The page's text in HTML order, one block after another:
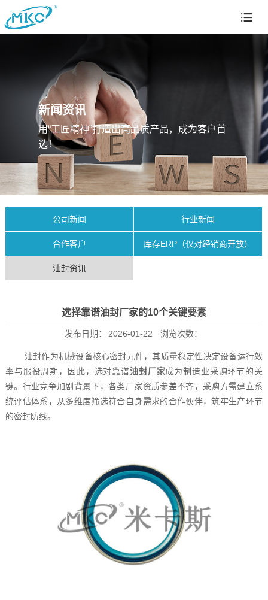
新闻资讯
用“工匠精神”打造出高品质产品，成为客户首
选！
公司新闻 行业新闻
合作客户 库存ERP（仅对经销商开放）
油封资讯
选择靠谱油封厂家的10个关键要素
发布日期： 2026-01-22 浏览次数：
油封作为机械设备核心密封元件，其质量稳定性决定设备运行效
率与服役周期，因此，选对靠谱油封厂家成为制造业采购环节的关
键。行业竞争加剧背景下，各类厂家资质参差不齐，采购方需建立系
统评估体系，从多维度筛选符合自身需求的合作伙伴，筑牢生产环节
的密封防线。